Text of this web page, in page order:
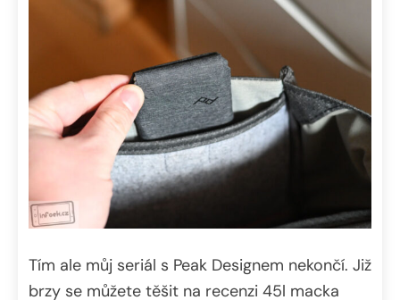
Tím ale můj seriál s Peak Designem nekončí. Již
brzy se můžete těšit na recenzi 45l macka